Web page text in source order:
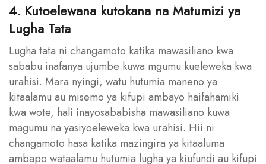
4. Kutoelewana kutokana na Matumizi ya
Lugha Tata
Lugha tata ni changamoto katika mawasiliano kwa
sababu inafanya ujumbe kuwa mgumu kueleweka kwa
urahisi. Mara nyingi, watu hutumia maneno ya
kitaalamu au misemo ya kifupi ambayo haifahamiki
kwa wote, hali inayosababisha mawasiliano kuwa
magumu na yasiyoeleweka kwa urahisi. Hii ni
changamoto hasa katika mazingira ya kitaaluma
ambapo wataalamu hutumia lugha ya kiufundi au kifupi